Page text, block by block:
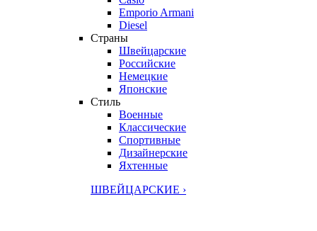
Emporio Armani
Diesel
Страны
Швейцарские
Российские
Немецкие
Японские
Стиль
Военные
Классические
Спортивные
Дизайнерские
Яхтенные
ШВЕЙЦАРСКИЕ ›